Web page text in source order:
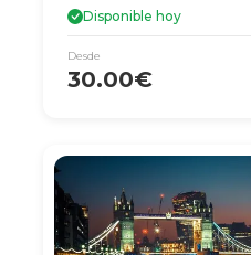
Disponible hoy
Desde
30.00€